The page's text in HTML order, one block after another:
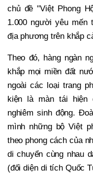
chủ đề "Việt Phong
1.000 người yêu mến
địa phương trên khắp
Theo đó, hàng ngàn
khắp mọi miền đất
ngoài các loại trang
kiện là màn tái hiện
nghiêm sinh động.
mình những bộ Việt
theo phong cách của
di chuyển cùng nhau
(đối diện di tích Quốc